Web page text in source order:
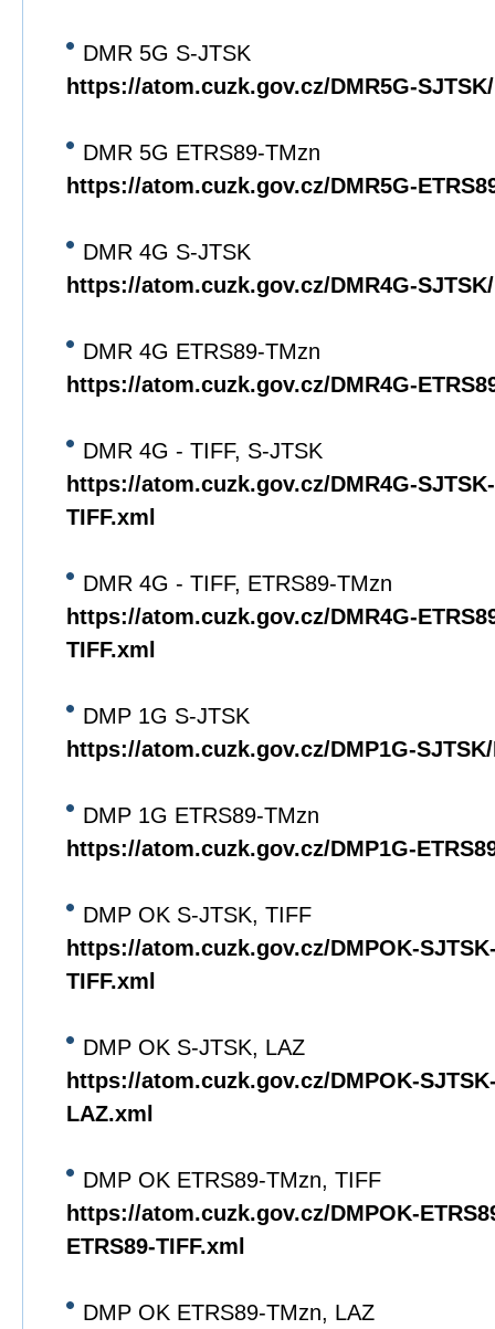
DMR 5G S-JTSK
https://atom.cuzk.gov.cz/DMR5G-
DMR 5G ETRS89-TMzn
https://atom.cuzk.gov.cz/DMR5G-
DMR 4G S-JTSK
https://atom.cuzk.gov.cz/DMR4G-
DMR 4G ETRS89-TMzn
https://atom.cuzk.gov.cz/DMR4G-
DMR 4G - TIFF, S-JTSK
https://atom.cuzk.gov.cz/DMR4G-
TIFF.xml
DMR 4G - TIFF, ETRS89-TMzn
https://atom.cuzk.gov.cz/DMR4G-
TIFF.xml
DMP 1G S-JTSK
https://atom.cuzk.gov.cz/DMP1G-
DMP 1G ETRS89-TMzn
https://atom.cuzk.gov.cz/DMP1G-
DMP OK S-JTSK, TIFF
https://atom.cuzk.gov.cz/DMPOK-
TIFF.xml
DMP OK S-JTSK, LAZ
https://atom.cuzk.gov.cz/DMPOK-
LAZ.xml
DMP OK ETRS89-TMzn, TIFF
https://atom.cuzk.gov.cz/DMPOK-
ETRS89-TIFF.xml
DMP OK ETRS89-TMzn, LAZ